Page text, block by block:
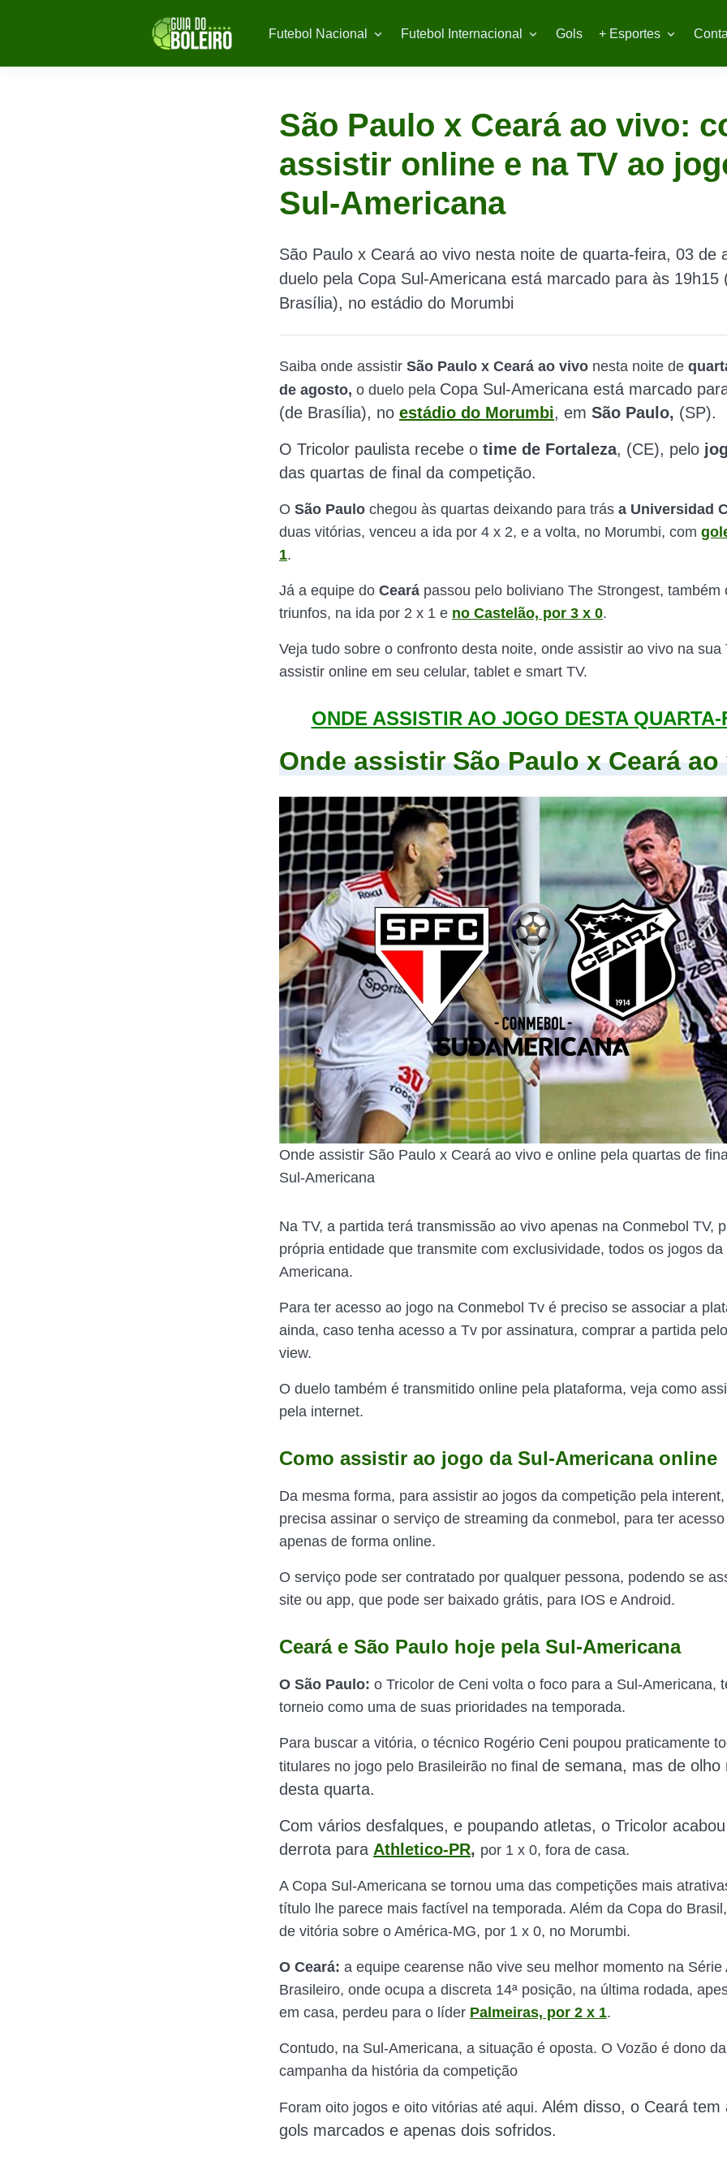
Futebol Nacional Futebol Internacional Gols + Esportes
São Paulo x Ceará ao vivo:
assistir online e na TV ao
Sul-Americana
São Paulo x Ceará ao vivo nesta noite de quarta-feira, 03 de
duelo pela Copa Sul-Americana está marcado para às 19h15
Brasília), no estádio do Morumbi
Saiba onde assistir São Paulo x Ceará ao vivo nesta noite de
de agosto, o duelo pela Copa Sul-Americana está marcado
(de Brasília), no estádio do Morumbi, em São Paulo, (SP).
O Tricolor paulista recebe o time de Fortaleza, (CE), pelo
das quartas de final da competição.
O São Paulo chegou às quartas deixando para trás a Universidad
duas vitórias, venceu a ida por 4 x 2, e a volta, no Morumbi, com
1.
Já a equipe do Ceará passou pelo boliviano The Strongest, também
triunfos, na ida por 2 x 1 e no Castelão, por 3 x 0.
Veja tudo sobre o confronto desta noite, onde assistir ao vivo na sua
assistir online em seu celular, tablet e smart TV.
ONDE ASSISTIR AO JOGO DESTA QUARTA-
Onde assistir São Paulo x Ceará
Onde assistir São Paulo x Ceará ao vivo e online pela quartas de
Sul-Americana
Na TV, a partida terá transmissão ao vivo apenas na Conmebol TV,
própria entidade que transmite com exclusividade, todos os jogos da
Americana.
Para ter acesso ao jogo na Conmebol Tv é preciso se associar a
ainda, caso tenha acesso a Tv por assinatura, comprar a partida
view.
O duelo também é transmitido online pela plataforma, veja como
pela internet.
Como assistir ao jogo da Sul-Americana online
Da mesma forma, para assistir ao jogos da competição pela
precisa assinar o serviço de streaming da conmebol, para ter
apenas de forma online.
O serviço pode ser contratado por qualquer pessona, podendo se
site ou app, que pode ser baixado grátis, para IOS e Android.
Ceará e São Paulo hoje pela Sul-Americana
O São Paulo: o Tricolor de Ceni volta o foco para a Sul-Americana,
torneio como uma de suas prioridades na temporada.
Para buscar a vitória, o técnico Rogério Ceni poupou praticamente
titulares no jogo pelo Brasileirão no final de semana, mas de olho
desta quarta.
Com vários desfalques, e poupando atletas, o Tricolor
derrota para Athletico-PR, por 1 x 0, fora de casa.
A Copa Sul-Americana se tornou uma das competições mais
título lhe parece mais factível na temporada. Além da Copa do
de vitória sobre o América-MG, por 1 x 0, no Morumbi.
O Ceará: a equipe cearense não vive seu melhor momento na Série
Brasileiro, onde ocupa a discreta 14ª posição, na última rodada,
em casa, perdeu para o líder Palmeiras, por 2 x 1.
Contudo, na Sul-Americana, a situação é oposta. O Vozão é dono
campanha da história da competição
Foram oito jogos e oito vitórias até aqui. Além disso, o Ceará tem
gols marcados e apenas dois sofridos.